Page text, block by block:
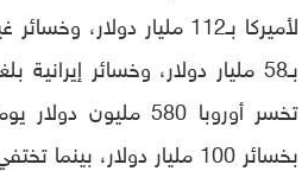
لأميركا بـ112 مليار
تخسر أوروبا 580